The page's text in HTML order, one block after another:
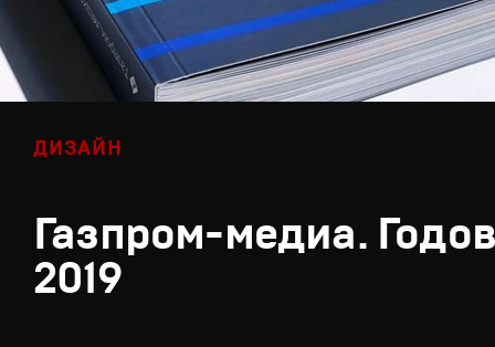
ДИЗАЙН
Газпром-медиа.
2019